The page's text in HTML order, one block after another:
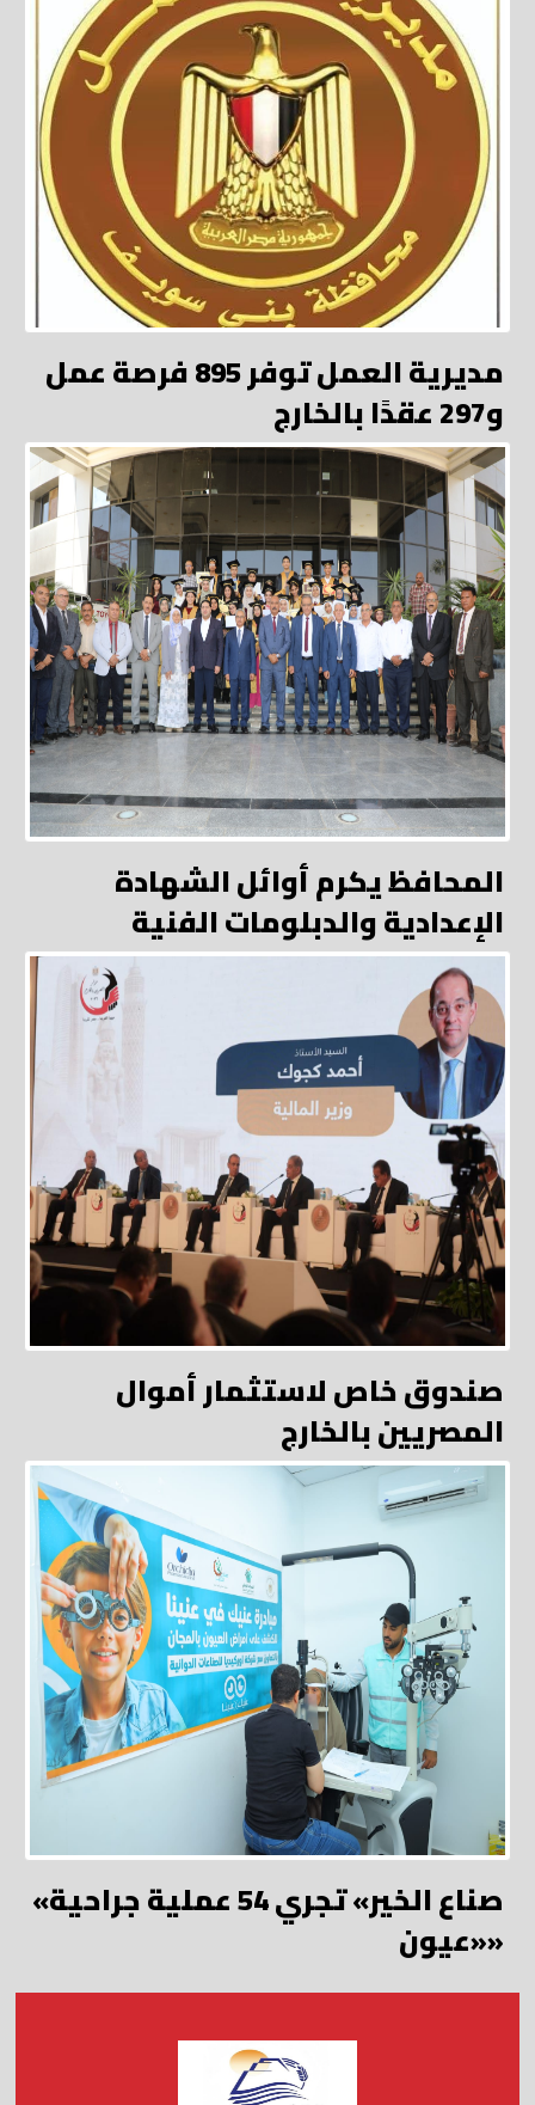
مديرية العمل توفر 895 فرصة عمل
و297 عقدًا بالخارج
المحافظ يكرم أوائل الشهادة
الإعدادية والدبلومات الفنية
صندوق خاص لاستثمار أموال
المصريين بالخارج
«صناع الخير» تجري 54 عملية جراحية
«عيون»